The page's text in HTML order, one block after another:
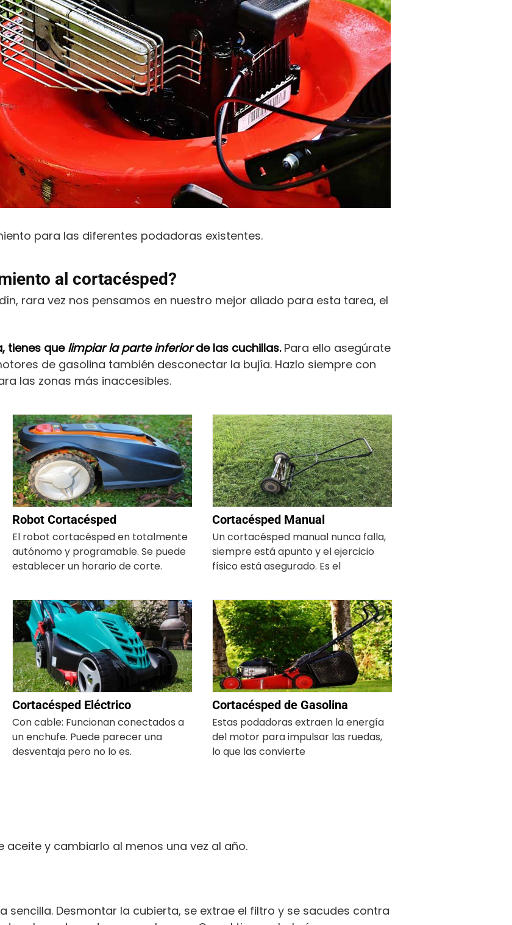
para las diferentes podadoras existentes.
al cortacésped?
rara vez nos pensamos en nuestro mejor aliado para esta tarea, el
tienes quelimpiar la parte inferiorde las cuchillas.Para ello asegúrate
de gasolina también desconectar la bujía. Hazlo siempre con
las zonas más inaccesibles.
Robot Cortacésped
El robot cortacésped en totalmente
autónomo y programable. Se puede
establecer un horario de corte.
Cortacésped Manual
Un cortacésped manual nunca falla,
siempre está apunto y el ejercicio
físico está asegurado. Es el
Cortacésped Eléctrico
Con cable: Funcionan conectados a
un enchufe. Puede parecer una
desventaja pero no lo es.
Cortacésped de Gasolina
Estas podadoras extraen la energía
del motor para impulsar las ruedas,
lo que las convierte
aceite y cambiarlo al menos una vez al año.
sencilla. Desmontar la cubierta, se extrae el filtro y se sacudes contra